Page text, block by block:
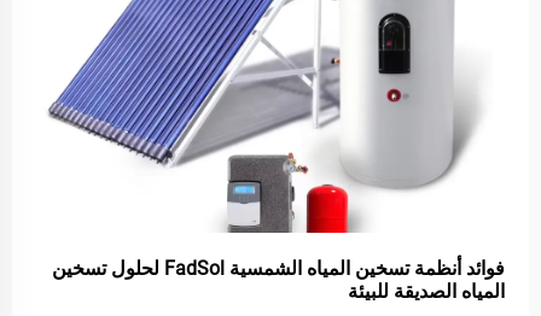
فوائد أنظمة تسخين المياه الشمسية FadSol لحلول تسخين
المياه الصديقة للبيئة